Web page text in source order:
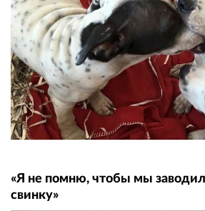
«Я не помню, чтобы мы
свинку»